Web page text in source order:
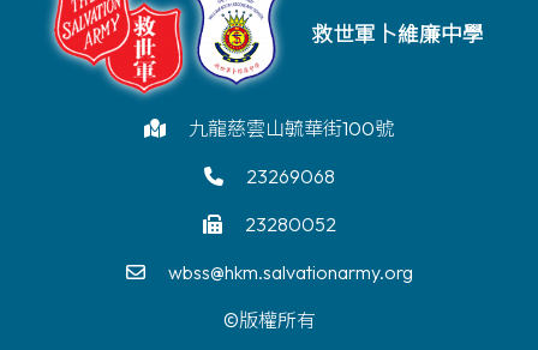
救世軍卜維廉中學
九龍慈雲山毓華街100號
23269068
23280052
wbss@hkm.salvationarmy.org
©版權所有